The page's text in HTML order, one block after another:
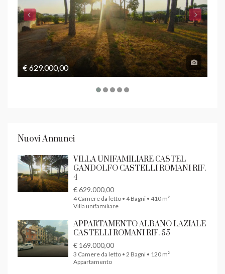
€ 629.000,00
Nuovi Annunci
VILLA UNIFAMILIARE CASTEL
GANDOLFO CASTELLI ROMANI RIF.
4
€ 629.000,00
4 Camere da letto • 4 Bagni • 410 m²
Villa unifamiliare
APPARTAMENTO ALBANO LAZIALE
CASTELLI ROMANI RIF. 55
€ 169.000,00
3 Camere da letto • 2 Bagni • 120 m²
Appartamento